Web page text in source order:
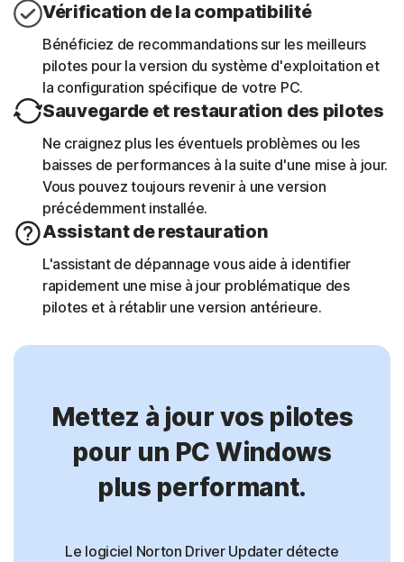
Vérification de la compatibilité
Bénéficiez de recommandations sur les meilleurs
pilotes pour la version du système d'exploitation et
la configuration spécifique de votre PC.
Sauvegarde et restauration des pilotes
Ne craignez plus les éventuels problèmes ou les
baisses de performances à la suite d'une mise à jour.
Vous pouvez toujours revenir à une version
précédemment installée.
Assistant de restauration
L'assistant de dépannage vous aide à identifier
rapidement une mise à jour problématique des
pilotes et à rétablir une version antérieure.
Mettez à jour vos pilotes
pour un PC Windows
plus performant.
Le logiciel Norton Driver Updater détecte